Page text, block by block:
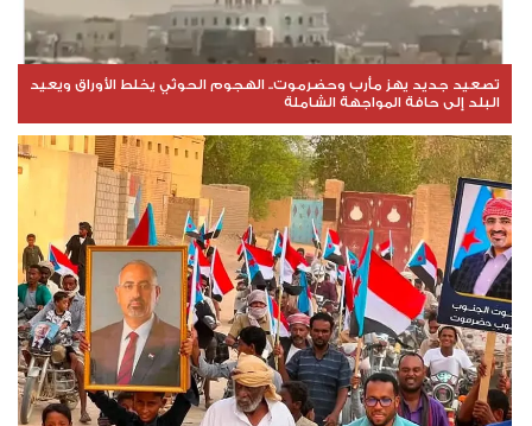
تصعيد جديد يهز مأرب وحضرموت.. الهجوم الحوثي يخلط الأوراق ويعيد
البلد إلى حافة المواجهة الشاملة